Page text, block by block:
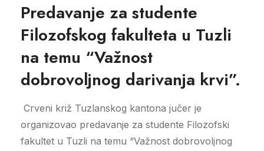
Predavanje za studente
Filozofskog fakulteta u Tuzli
na temu “Važnost
dobrovoljnog darivanja krvi”.
Crveni križ Tuzlanskog kantona jučer je
organizovao predavanje za studente Filozofski
fakultet u Tuzli na temu “Važnost dobrovoljnog